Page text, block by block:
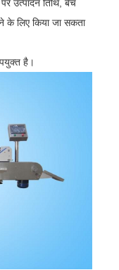
उत्पादन तिथि, बैच
के लिए किया जा सकता
है।